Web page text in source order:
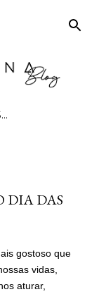
DIA DAS
gostoso que
vidas,
aturar,